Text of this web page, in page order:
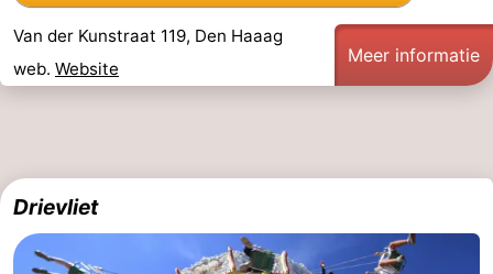
Van der Kunstraat 119, Den Haaag
web. Website
Meer informatie
Drievliet